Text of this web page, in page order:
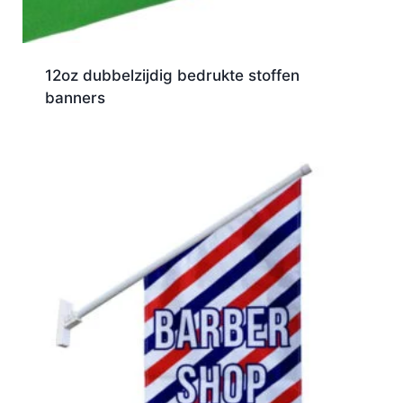
12oz dubbelzijdig bedrukte stoffen
banners